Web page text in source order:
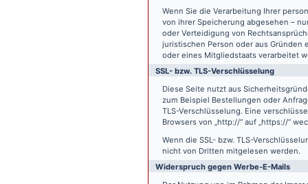
Wenn Sie die Verarbeitung Ihrer
von ihrer Speicherung abgesehen –
oder Verteidigung von
juristischen Person oder aus
oder eines Mitgliedstaats verarbeitet
SSL- bzw. TLS-Verschlüsselung
Diese Seite nutzt aus
zum Beispiel Bestellungen oder
TLS-Verschlüsselung. Eine
Browsers von „http://“ auf „https://“
Wenn die SSL- bzw. TLS-
nicht von Dritten mitgelesen werden.
Widerspruch gegen Werbe-E-Mails